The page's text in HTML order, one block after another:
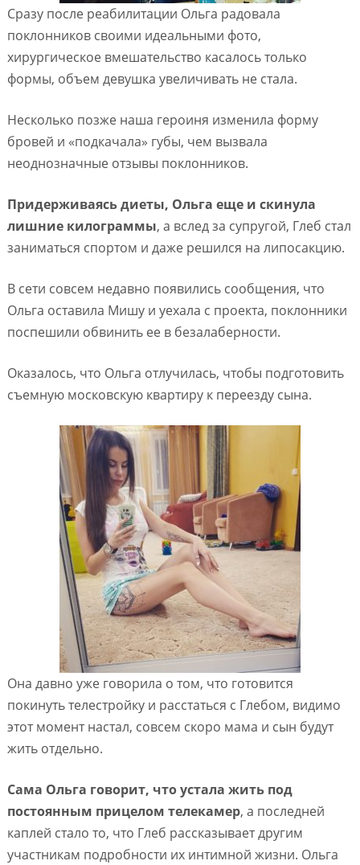
Сразу после реабилитации Ольга радовала
поклонников своими идеальными фото,
хирургическое вмешательство касалось только
формы, объем девушка увеличивать не стала.
Несколько позже наша героиня изменила форму
бровей и «подкачала» губы, чем вызвала
неоднозначные отзывы поклонников.
Придерживаясь диеты, Ольга еще и скинула
лишние килограммы, а вслед за супругой, Глеб стал
заниматься спортом и даже решился на липосакцию.
В сети совсем недавно появились сообщения, что
Ольга оставила Мишу и уехала с проекта, поклонники
поспешили обвинить ее в безалаберности.
Оказалось, что Ольга отлучилась, чтобы подготовить
съемную московскую квартиру к переезду сына.
Она давно уже говорила о том, что готовится
покинуть телестройку и расстаться с Глебом, видимо
этот момент настал, совсем скоро мама и сын будут
жить отдельно.
Сама Ольга говорит, что устала жить под
постоянным прицелом телекамер, а последней
каплей стало то, что Глеб рассказывает другим
участникам подробности их интимной жизни. Ольга